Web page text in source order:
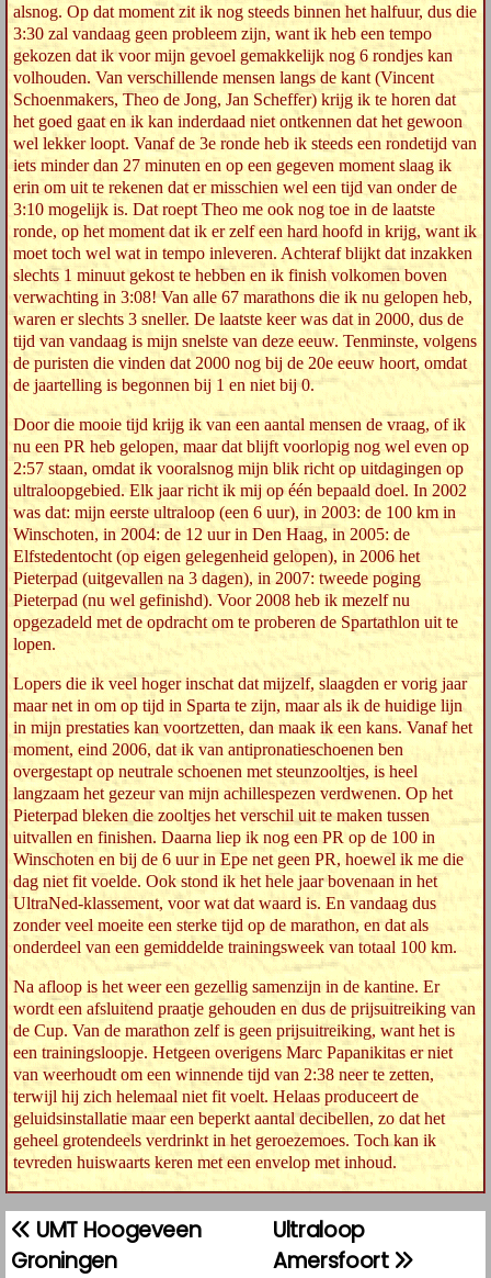
alsnog. Op dat moment zit ik nog steeds binnen het halfuur, dus die
3:30 zal vandaag geen probleem zijn, want ik heb een tempo
gekozen dat ik voor mijn gevoel gemakkelijk nog 6 rondjes kan
volhouden. Van verschillende mensen langs de kant (Vincent
Schoenmakers, Theo de Jong, Jan Scheffer) krijg ik te horen dat
het goed gaat en ik kan inderdaad niet ontkennen dat het gewoon
wel lekker loopt. Vanaf de 3e ronde heb ik steeds een rondetijd van
iets minder dan 27 minuten en op een gegeven moment slaag ik
erin om uit te rekenen dat er misschien wel een tijd van onder de
3:10 mogelijk is. Dat roept Theo me ook nog toe in de laatste
ronde, op het moment dat ik er zelf een hard hoofd in krijg, want ik
moet toch wel wat in tempo inleveren. Achteraf blijkt dat inzakken
slechts 1 minuut gekost te hebben en ik finish volkomen boven
verwachting in 3:08! Van alle 67 marathons die ik nu gelopen heb,
waren er slechts 3 sneller. De laatste keer was dat in 2000, dus de
tijd van vandaag is mijn snelste van deze eeuw. Tenminste, volgens
de puristen die vinden dat 2000 nog bij de 20e eeuw hoort, omdat
de jaartelling is begonnen bij 1 en niet bij 0.
Door die mooie tijd krijg ik van een aantal mensen de vraag, of ik
nu een PR heb gelopen, maar dat blijft voorlopig nog wel even op
2:57 staan, omdat ik vooralsnog mijn blik richt op uitdagingen op
ultraloopgebied. Elk jaar richt ik mij op één bepaald doel. In 2002
was dat: mijn eerste ultraloop (een 6 uur), in 2003: de 100 km in
Winschoten, in 2004: de 12 uur in Den Haag, in 2005: de
Elfstedentocht (op eigen gelegenheid gelopen), in 2006 het
Pieterpad (uitgevallen na 3 dagen), in 2007: tweede poging
Pieterpad (nu wel gefinishd). Voor 2008 heb ik mezelf nu
opgezadeld met de opdracht om te proberen de Spartathlon uit te
lopen.
Lopers die ik veel hoger inschat dat mijzelf, slaagden er vorig jaar
maar net in om op tijd in Sparta te zijn, maar als ik de huidige lijn
in mijn prestaties kan voortzetten, dan maak ik een kans. Vanaf het
moment, eind 2006, dat ik van antipronatieschoenen ben
overgestapt op neutrale schoenen met steunzooltjes, is heel
langzaam het gezeur van mijn achillespezen verdwenen. Op het
Pieterpad bleken die zooltjes het verschil uit te maken tussen
uitvallen en finishen. Daarna liep ik nog een PR op de 100 in
Winschoten en bij de 6 uur in Epe net geen PR, hoewel ik me die
dag niet fit voelde. Ook stond ik het hele jaar bovenaan in het
UltraNed-klassement, voor wat dat waard is. En vandaag dus
zonder veel moeite een sterke tijd op de marathon, en dat als
onderdeel van een gemiddelde trainingsweek van totaal 100 km.
Na afloop is het weer een gezellig samenzijn in de kantine. Er
wordt een afsluitend praatje gehouden en dus de prijsuitreiking van
de Cup. Van de marathon zelf is geen prijsuitreiking, want het is
een trainingsloopje. Hetgeen overigens Marc Papanikitas er niet
van weerhoudt om een winnende tijd van 2:38 neer te zetten,
terwijl hij zich helemaal niet fit voelt. Helaas produceert de
geluidsinstallatie maar een beperkt aantal decibellen, zo dat het
geheel grotendeels verdrinkt in het geroezemoes. Toch kan ik
tevreden huiswaarts keren met een envelop met inhoud.
B
Ultraloop
Amersfoort
UMT Hoogeveen
Groningen